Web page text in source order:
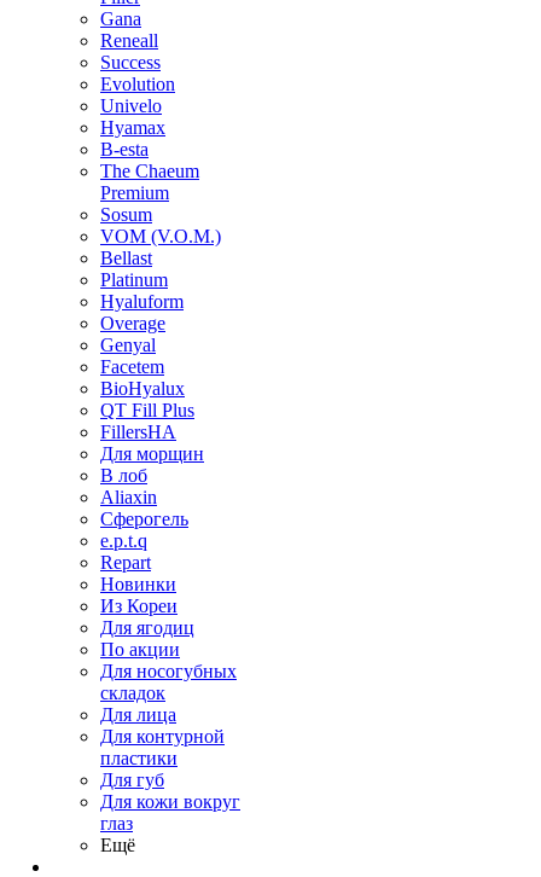
Gana
Reneall
Success
Evolution
Univelo
Hyamax
B-esta
The Chaeum
Premium
Sosum
VOM (V.O.M.)
Bellast
Platinum
Hyaluform
Overage
Genyal
Facetem
BioHyalux
QT Fill Plus
FillersHA
Для морщин
В лоб
Aliaxin
Сферогель
e.p.t.q
Repart
Новинки
Из Кореи
Для ягодиц
По акции
Для носогубных
складок
Для лица
Для контурной
пластики
Для губ
Для кожи вокруг
глаз
Ещё